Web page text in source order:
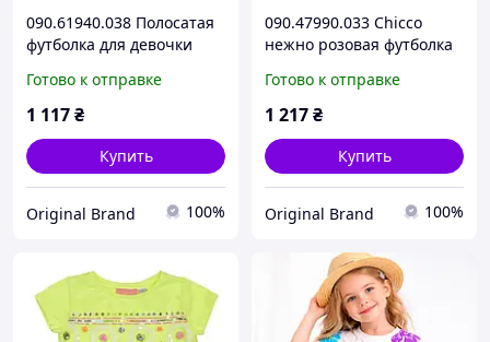
090.61940.038 Полосатая
футболка для девочки
см
Готово к отправке
1 117₴
Купить
Original Brand 100%
090.47990.033 Chicco
нежно розовая футболка
104,110,116 см
Готово к отправке
1 217₴
Купить
Original Brand 100%